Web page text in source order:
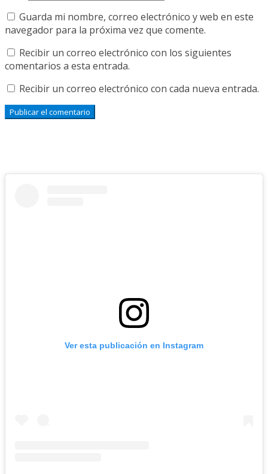
Guarda mi nombre, correo electrónico y web en este
navegador para la próxima vez que comente.
Recibir un correo electrónico con los siguientes
comentarios a esta entrada.
Recibir un correo electrónico con cada nueva entrada.
Ver esta publicación en Instagram